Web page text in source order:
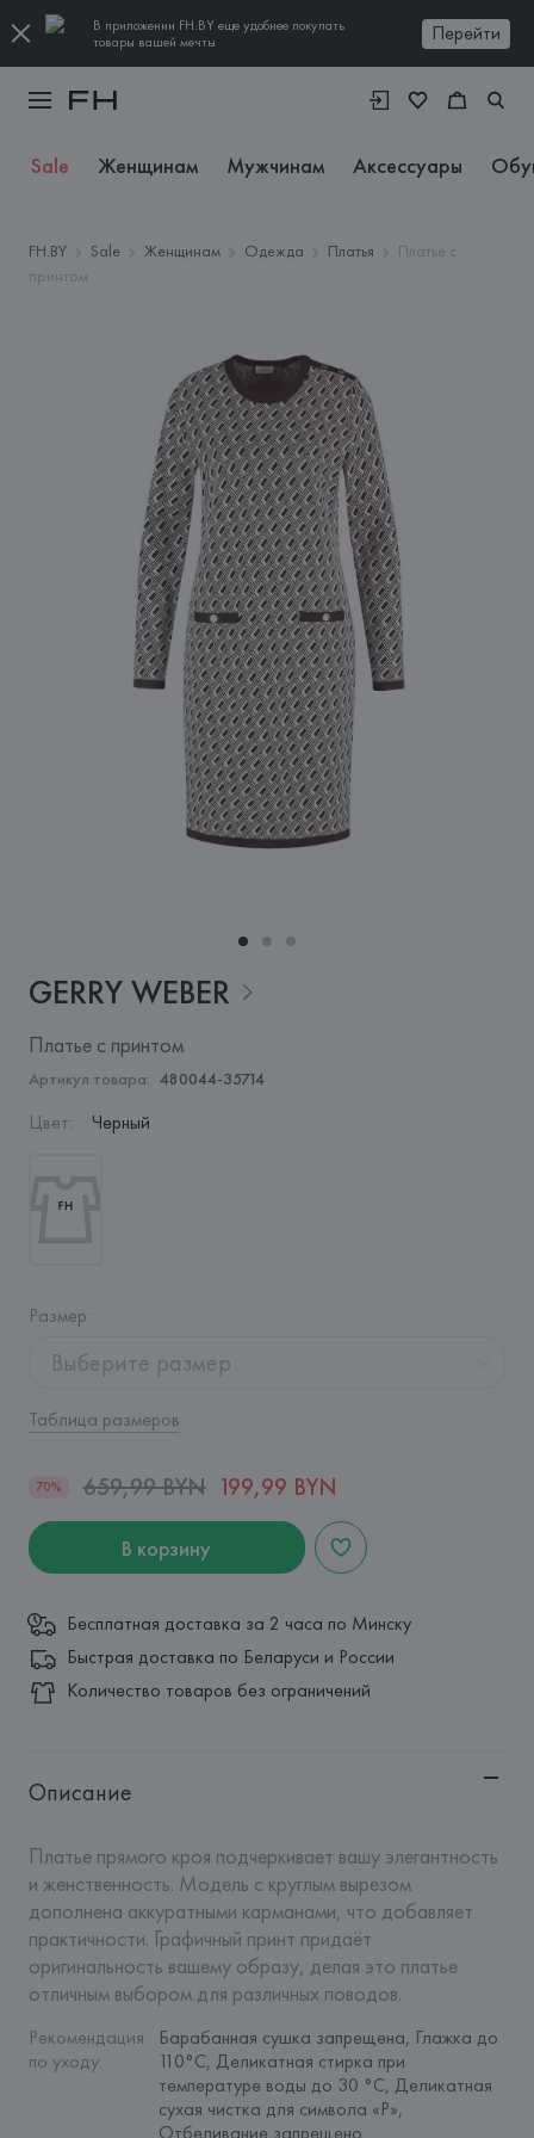
В приложении FH.BY еще удобнее покупать
товары вашей мечты
Перейти
Sale Женщинам Мужчинам Аксессуары
FH.BY Sale Женщинам Одежда Платья
Платье с
принтом
GERRY WEBER
Платье с принтом
Артикул товара: 480044-35714
Цвет: Черный
Размер:
Выберите размер
Таблица размеров
70% 659,99 BYN 199,99 BYN
В корзину
Бесплатная доставка за 2 часа по Минску
Быстрая доставка по Беларуси и России
Количество товаров без ограничений
Описание
Платье прямого кроя подчеркивает вашу элегантность
и женственность. Модель с круглым вырезом
дополнена аккуратными карманами, что добавляет
практичности. Графичный принт придаёт
оригинальность вашему образу, делая это платье
отличным выбором для различных поводов.
Рекомендация
по уходу:
Барабанная сушка запрещена, Глажка до
110°C, Деликатная стирка при
температуре воды до 30 °C, Деликатная
сухая чистка для символа «P»,
Отбеливание запрещено